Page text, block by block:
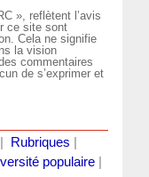
», reflètent l’avis
ce site sont
Cela ne signifie
la vision
commentaires
de s’exprimer et
Rubriques
populaire